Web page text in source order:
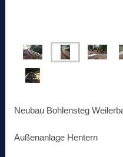
Neubau Bohlensteg
Außenanlage Hentern